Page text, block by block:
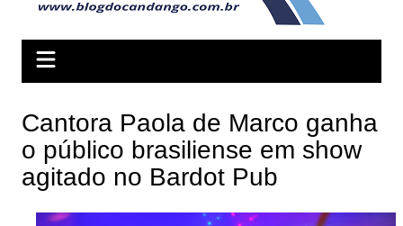
Cantora Paola de Marco ganha
o público brasiliense em show
agitado no Bardot Pub